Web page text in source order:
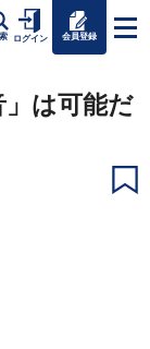
ログイン 会員登録
」は可能だ